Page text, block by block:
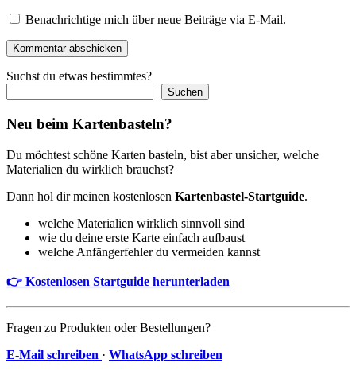
Benachrichtige mich über neue Beiträge via E-Mail.
Kommentar abschicken
Suchst du etwas bestimmtes?
Suchen
Neu beim Kartenbasteln?
Du möchtest schöne Karten basteln, bist aber unsicher, welche
Materialien du wirklich brauchst?
Dann hol dir meinen kostenlosen Kartenbastel-Startguide.
welche Materialien wirklich sinnvoll sind
wie du deine erste Karte einfach aufbaust
welche Anfängerfehler du vermeiden kannst
👉 Kostenlosen Startguide herunterladen
Fragen zu Produkten oder Bestellungen?
E-Mail schreiben · WhatsApp schreiben